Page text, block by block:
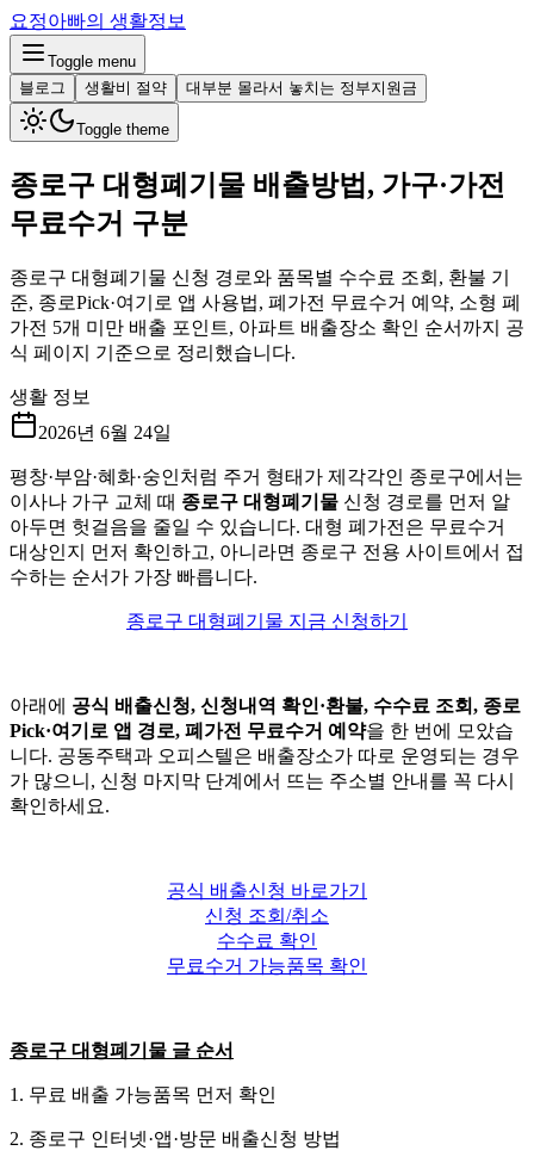
요정아빠의 생활정보
Toggle menu
블로그
생활비 절약 대부분 몰라서 놓치는 정부지원금
Toggle theme
종로구 대형폐기물 배출방법, 가구·가전
무료수거 구분
종로구 대형폐기물 신청 경로와 품목별 수수료 조회, 환불 기
준, 종로Pick·여기로 앱 사용법, 폐가전 무료수거 예약, 소형 폐
가전 5개 미만 배출 포인트, 아파트 배출장소 확인 순서까지 공
식 페이지 기준으로 정리했습니다.
생활 정보
2026년 6월 24일
평창·부암·혜화·숭인처럼 주거 형태가 제각각인 종로구에서는
이사나 가구 교체 때 종로구 대형폐기물 신청 경로를 먼저 알
아두면 헛걸음을 줄일 수 있습니다. 대형 폐가전은 무료수거
대상인지 먼저 확인하고, 아니라면 종로구 전용 사이트에서 접
수하는 순서가 가장 빠릅니다.
종로구 대형폐기물 지금 신청하기
아래에 공식 배출신청, 신청내역 확인·환불, 수수료 조회, 종로
Pick·여기로 앱 경로, 폐가전 무료수거 예약을 한 번에 모았습
니다. 공동주택과 오피스텔은 배출장소가 따로 운영되는 경우
가 많으니, 신청 마지막 단계에서 뜨는 주소별 안내를 꼭 다시
확인하세요.
공식 배출신청 바로가기
신청 조회/취소
수수료 확인
무료수거 가능품목 확인
종로구 대형폐기물 글 순서
1. 무료 배출 가능품목 먼저 확인
2. 종로구 인터넷·앱·방문 배출신청 방법